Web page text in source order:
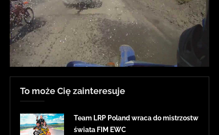
To może Cię zainteresuje
Team LRP Poland wraca do mistrzostw
świata FIM EWC